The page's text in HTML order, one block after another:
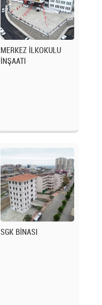
MERKEZ İLKOKULU
İNŞAATI
SGK BİNASI